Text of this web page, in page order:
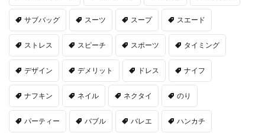
サブバッグ スーツ スープ スエード
ストレス スピーチ スポーツ タイミング
デザイン デメリット ドレス ナイフ
ナフキン ネイル ネクタイ のり
パーティー バブル バレエ ハンカチ